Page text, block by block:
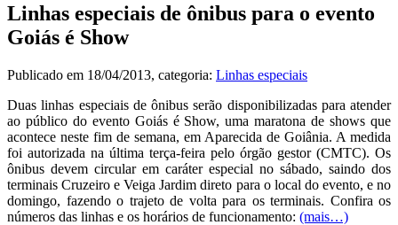
Linhas especiais de ônibus para o evento
Goiás é Show
Publicado em 18/04/2013, categoria: Linhas especiais
Duas linhas especiais de ônibus serão disponibilizadas para atender
ao público do evento Goiás é Show, uma maratona de shows que
acontece neste fim de semana, em Aparecida de Goiânia. A medida
foi autorizada na última terça-feira pelo órgão gestor (CMTC). Os
ônibus devem circular em caráter especial no sábado, saindo dos
terminais Cruzeiro e Veiga Jardim direto para o local do evento, e no
domingo, fazendo o trajeto de volta para os terminais. Confira os
números das linhas e os horários de funcionamento: (mais…)